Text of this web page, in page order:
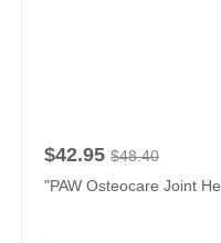
$42.95 $48.40
"PAW Osteocare Joint